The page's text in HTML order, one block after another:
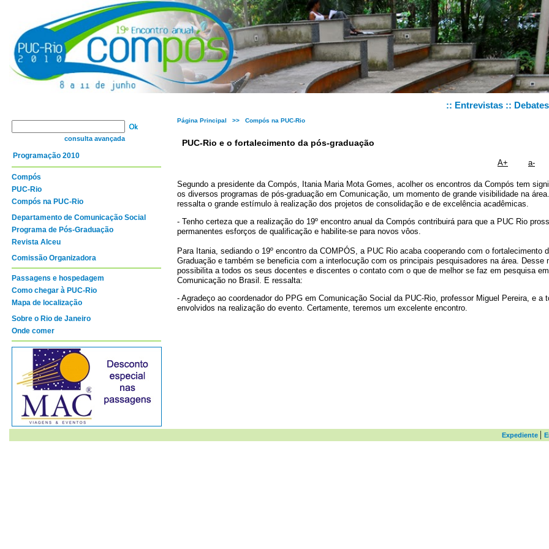
:: Entrevistas :: Debates
consulta avançada
Programação 2010
Compós
PUC-Rio
Compós na PUC-Rio
Departamento de Comunicação Social
Programa de Pós-Graduação
Revista Alceu
Comissão Organizadora
Passagens e hospedagem
Como chegar à PUC-Rio
Mapa de localização
Sobre o Rio de Janeiro
Onde comer
Página Principal >> Compós na PUC-Rio
PUC-Rio e o fortalecimento da pós-graduação
A+ a-
Segundo a presidente da Compós, Itania Maria Mota Gomes, acolher os encontros da Compós tem
os diversos programas de pós-graduação em Comunicação, um momento de grande visibilidade na
ressalta o grande estímulo à realização dos projetos de consolidação e de excelência acadêmicas.
- Tenho certeza que a realização do 19º encontro anual da Compós contribuirá para que a PUC Rio
permanentes esforços de qualificação e habilite-se para novos vôos.
Para Itania, sediando o 19º encontro da COMPÓS, a PUC Rio acaba cooperando com o fortalecimento
Graduação e também se beneficia com a interlocução com os principais pesquisadores na área. Desse
possibilita a todos os seus docentes e discentes o contato com o que de melhor se faz em pesquisa em
Comunicação no Brasil. E ressalta:
- Agradeço ao coordenador do PPG em Comunicação Social da PUC-Rio, professor Miguel Pereira, e a
envolvidos na realização do evento. Certamente, teremos um excelente encontro.
Expediente |